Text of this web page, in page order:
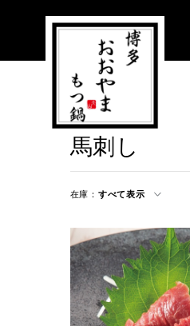
馬刺し
在庫： すべて表示